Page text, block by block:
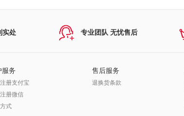
实处 专业团队 无忧售后
服务
册支付宝
册微信
式
售后服务
退换货条款